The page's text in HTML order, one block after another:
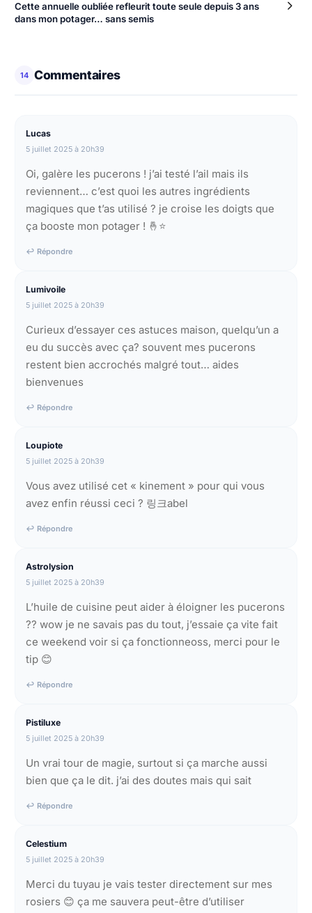
Cette annuelle oubliée refleurit toute seule depuis 3 ans
dans mon potager… sans semis
14 Commentaires
Lucas
5 juillet 2025 à 20h39
Oi, galère les pucerons ! j’ai testé l’ail mais ils
reviennent… c’est quoi les autres ingrédients
magiques que t’as utilisé ? je croise les doigts que
ça booste mon potager ! 🤞⭐
↩ Répondre
Lumivoile
5 juillet 2025 à 20h39
Curieux d’essayer ces astuces maison, quelqu’un a
eu du succès avec ça? souvent mes pucerons
restent bien accrochés malgré tout… aides
bienvenues
↩ Répondre
Loupiote
5 juillet 2025 à 20h39
Vous avez utilisé cet « kinement » pour qui vous
avez enfin réussi ceci ? 링크abel
↩ Répondre
Astrolysion
5 juillet 2025 à 20h39
L’huile de cuisine peut aider à éloigner les pucerons
?? wow je ne savais pas du tout, j’essaie ça vite fait
ce weekend voir si ça fonctionneoss, merci pour le
tip 😊
↩ Répondre
Pistiluxe
5 juillet 2025 à 20h39
Un vrai tour de magie, surtout si ça marche aussi
bien que ça le dit. j’ai des doutes mais qui sait
↩ Répondre
Celestium
5 juillet 2025 à 20h39
Merci du tuyau je vais tester directement sur mes
rosiers 😊 ça me sauvera peut-être d’utiliser